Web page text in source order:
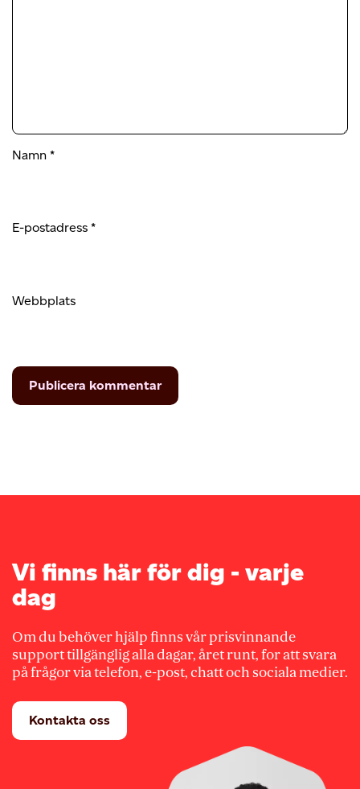
Namn *
E-postadress *
Webbplats
Vi finns här för dig - varje
dag
Om du behöver hjälp finns vår prisvinnande
support tillgänglig alla dagar, året runt, for att svara
på frågor via telefon, e-post, chatt och sociala medier.
Kontakta oss